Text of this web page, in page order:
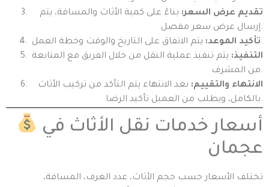
تقديم عرض السعر: بناءً على كمية الأثاث والمسافة، يتم
إرسال عرض سعر مفصل.
تأكيد الموعد:يتم الاتفاق على التاريخ والوقت وخطة العمل.
التنفيذ: يتم تنفيذ عملية النقل من خلال الفريق مع المتابعة
من المشرف.
الانتهاء والتقييم: بعد الانتهاء يتم التأكد من تركيب الأثاث
بالكامل، ويطلب من العميل تأكيد الرضا.
عجمان
تختلف الأسعار حسب حجم الأثاث، عدد الغرف، المسافة،